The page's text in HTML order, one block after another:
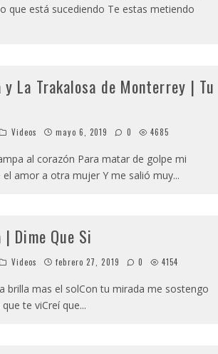
que está sucediendo Te estas metiendo
y La Trakalosa de Monterrey | Tu
Videos mayo 6, 2019 0 4685
al corazón Para matar de golpe mi
el amor a otra mujer Y me salió muy...
| Dime Que Si
Videos febrero 27, 2019 0 4154
brilla mas el solCon tu mirada me sostengo
te viCreí que...